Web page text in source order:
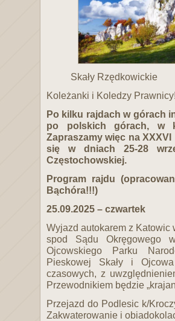
Skały Rzędkowickie
Koleżanki i Koledzy
Po kilku rajdach w górach
po polskich górach, w
Zapraszamy więc na
się w dniach 25-28
Częstochowskiej.
Program rajdu
Bąchóra!!!)
25.09.2025 – czwartek
Wyjazd autokarem z Katowic
spod Sądu Okręgowego
Ojcowskiego Parku
Pieskowej Skały i
czasowych, z
Przewodnikiem będzie
Przejazd do Podlesic k/
Zakwaterowanie i